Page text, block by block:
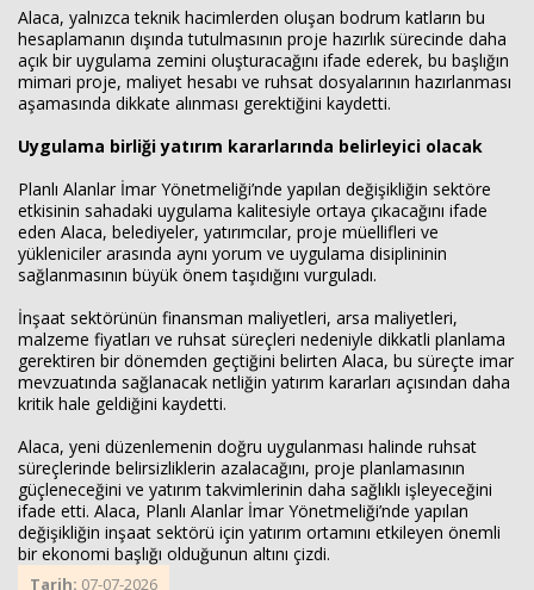
Alaca, yalnızca teknik hacimlerden oluşan bodrum katların bu
hesaplamanın dışında tutulmasının proje hazırlık sürecinde daha
açık bir uygulama zemini oluşturacağını ifade ederek, bu başlığın
mimari proje, maliyet hesabı ve ruhsat dosyalarının hazırlanması
aşamasında dikkate alınması gerektiğini kaydetti.
Uygulama birliği yatırım kararlarında belirleyici olacak
Planlı Alanlar İmar Yönetmeliği’nde yapılan değişikliğin sektöre
etkisinin sahadaki uygulama kalitesiyle ortaya çıkacağını ifade
eden Alaca, belediyeler, yatırımcılar, proje müellifleri ve
yükleniciler arasında aynı yorum ve uygulama disiplininin
sağlanmasının büyük önem taşıdığını vurguladı.
İnşaat sektörünün finansman maliyetleri, arsa maliyetleri,
malzeme fiyatları ve ruhsat süreçleri nedeniyle dikkatli planlama
gerektiren bir dönemden geçtiğini belirten Alaca, bu süreçte imar
mevzuatında sağlanacak netliğin yatırım kararları açısından daha
kritik hale geldiğini kaydetti.
Alaca, yeni düzenlemenin doğru uygulanması halinde ruhsat
süreçlerinde belirsizliklerin azalacağını, proje planlamasının
güçleneceğini ve yatırım takvimlerinin daha sağlıklı işleyeceğini
ifade etti. Alaca, Planlı Alanlar İmar Yönetmeliği’nde yapılan
değişikliğin inşaat sektörü için yatırım ortamını etkileyen önemli
bir ekonomi başlığı olduğunun altını çizdi.
Tarih: 07-07-2026